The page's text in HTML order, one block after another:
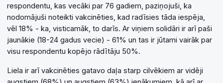
respondentu, kas vecāki par 76 gadiem, paziņojuši, ka
nodomājuši noteikti vakcinēties, kad radīsies tāda iespēja,
vēl 18% - ka, visticamāk, to darīs. Ar viņiem solidāri ir arī paši
jaunākie (18-24 gadus vecie) - 61% un tas ir jūtami vairāk par
visu respondentu kopējo rādītāju 50%.
Liela ir arī vakcinēties gatavo daļa starp cilvēkiem ar vidēji